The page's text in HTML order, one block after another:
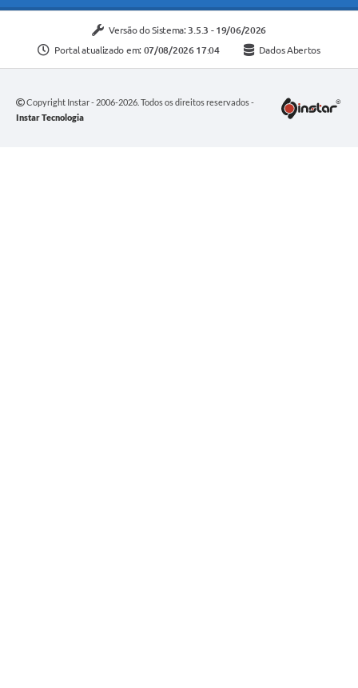
Versão do Sistema: 3.5.3 - 19/06/2026
Portal atualizado em: 07/08/2026 17:04 Dados Abertos
Copyright Instar - 2006-2026. Todos os direitos reservados -
Instar Tecnologia